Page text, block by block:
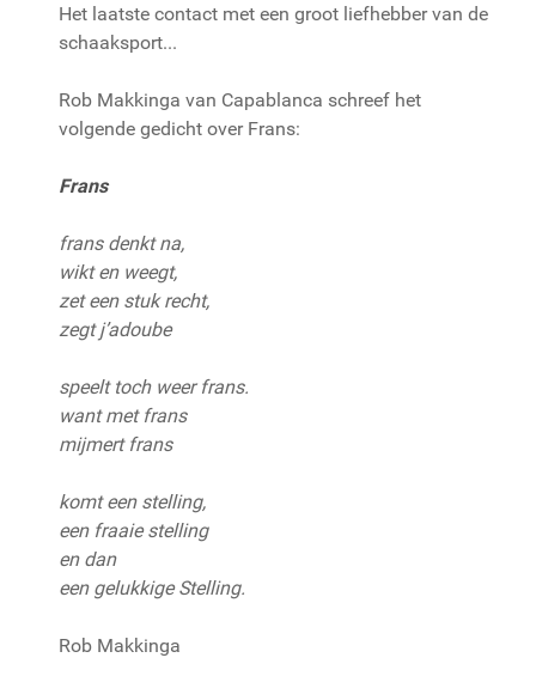
Het laatste contact met een groot liefhebber van de
schaaksport...
Rob Makkinga van Capablanca schreef het
volgende gedicht over Frans:
Frans
frans denkt na,
wikt en weegt,
zet een stuk recht,
zegt j’adoube
speelt toch weer frans.
want met frans
mijmert frans
komt een stelling,
een fraaie stelling
en dan
een gelukkige Stelling.
Rob Makkinga